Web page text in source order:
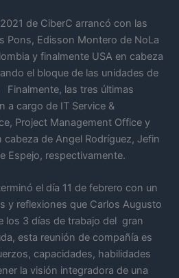
de CiberC arrancó con las
Pons, Edisson Montero de NoLa
y finalmente USA en cabeza
el bloque de las unidades de
las tres últimas
a cargo de IT Service &
Project Management Office y
cabeza de Angel Rodríguez, Jefin
Espejo, respectivamente.
el día 11 de febrero con un
y reflexiones que Carlos Augusto
los 3 días de trabajo del gran
esta reunión de compañía es
capacidades, habilidades
la visión integradora de una